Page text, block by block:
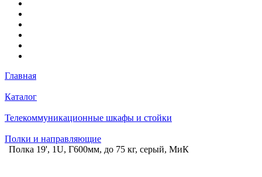
Главная
Каталог
Телекоммуникационные шкафы и стойки
Полки и направляющие
Полка 19', 1U, Г600мм, до 75 кг, серый, МиК